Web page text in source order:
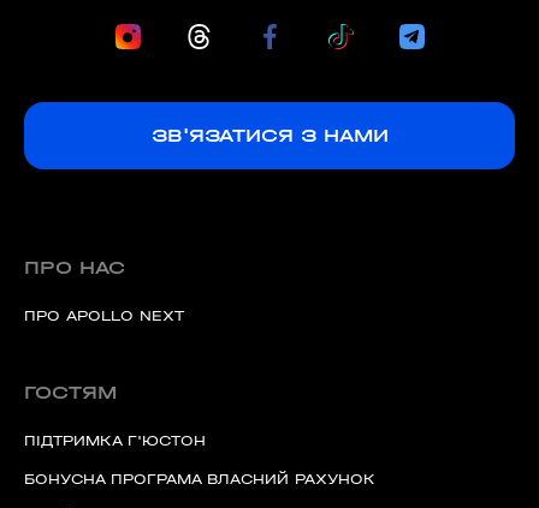
ЗВ'ЯЗАТИСЯ З НАМИ
ПРО НАС
ПРО APOLLO NEXT
ГОСТЯМ
ПІДТРИМКА Г'ЮСТОН
БОНУСНА ПРОГРАМА ВЛАСНИЙ РАХУНОК